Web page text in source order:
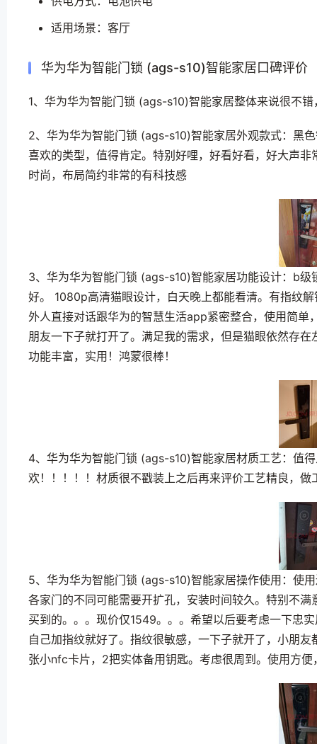
适用场景：客厅
华为华为智能门锁 (ags-s10)智能家居口碑评价
1、华为华为智能门锁 (ags-s10)智能家居整体来说很不错
2、华为华为智能门锁 (ags-s10)智能家居外观款式：黑
喜欢的类型，值得肯定。特别好哩，好看好看，好大声
时尚，布局简约非常的有科技感
3、华为华为智能门锁 (ags-s10)智能家居功能设计：b
好。 1080p高清猫眼设计，白天晚上都能看清。有指纹
外人直接对话跟华为的智慧生活app紧密整合，使用简
朋友一下子就打开了。满足我的需求，但是猫眼依然存
功能丰富，实用！鸿蒙很棒！
4、华为华为智能门锁 (ags-s10)智能家居材质工艺：值
欢！！！！！材质很不戳装上之后再来评价工艺精良，
5、华为华为智能门锁 (ags-s10)智能家居操作使用：使
各家门的不同可能需要开扩孔，安装时间较久。特别不
买到的。。。现价仅1549。。。希望以后要考虑一下忠
自己加指纹就好了。指纹很敏感，一下子就开了，小朋
张小nfc卡片，2把实体备用钥匙。考虑很周到。使用方